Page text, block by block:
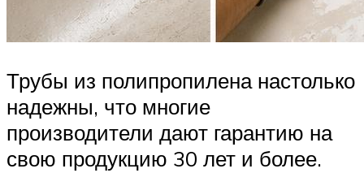
Трубы из полипропилена настолько
надежны, что многие
производители дают гарантию на
свою продукцию 30 лет и более.